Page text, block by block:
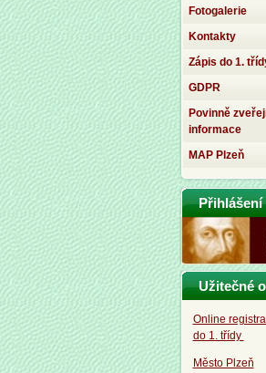
Fotogalerie
Kontakty
Zápis do 1.
GDPR
Povinně
informace
MAP Plzeň
Přihlášení
Užitečné
Online
do 1. třídy
Město Plzeň